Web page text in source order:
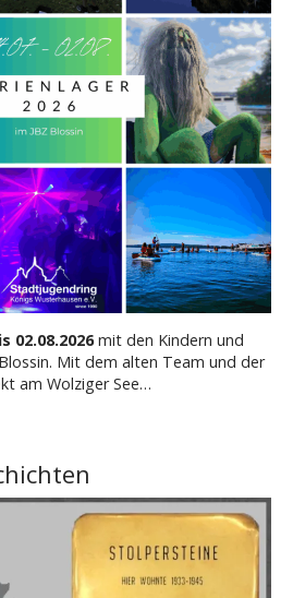
02.08.2026mit den Kindern und
Mit dem alten Team und der
am Wolziger See…